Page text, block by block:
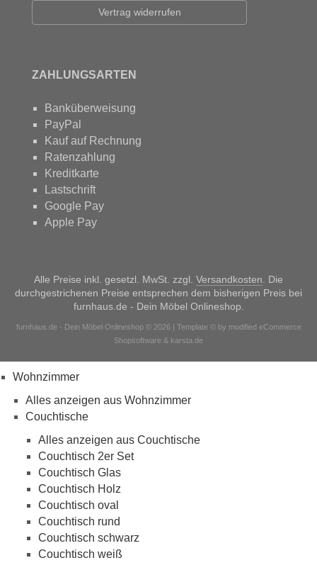
Vertrag widerrufen
ZAHLUNGSARTEN
Banküberweisung
PayPal
Kauf auf Rechnung
Ratenzahlung
Kreditkarte
Lastschrift
Google Pay
Apple Pay
Alle Preise inkl. gesetzl. MwSt. zzgl. Versandkosten. Die
durchgestrichenen Preise entsprechen dem bisherigen Preis bei
furnhaus.de - Dein Möbel Onlineshop.
furnhaus.de - Dein Möbel Onlineshop © 2026 | Template © by modified eCommerce
Shopsoftware & karsta.de
Wohnzimmer
Alles anzeigen aus Wohnzimmer
Couchtische
Alles anzeigen aus Couchtische
Couchtisch 2er Set
Couchtisch Glas
Couchtisch Holz
Couchtisch oval
Couchtisch rund
Couchtisch schwarz
Couchtisch weiß